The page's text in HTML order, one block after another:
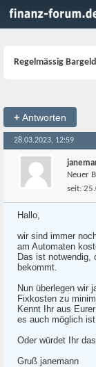
Regelmässig
+Antworten
28.03.2023, 12:59
Neuer
seit:
Hallo,
wir sind immer
am Automaten
Das ist notwendig,
bekommt.
Nun überlegen wir
Fixkosten zu
Kennt Ihr aus
es auch möglich
Oder würdet Ihr
Gruß janemann